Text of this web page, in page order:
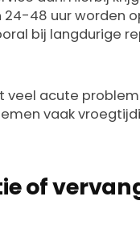
48 uur worden
bij langdurige
veel acute
vaak
of